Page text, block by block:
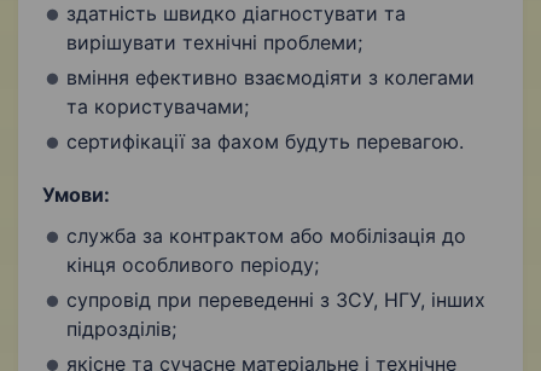
здатність швидко діагностувати та
вирішувати технічні проблеми;
вміння ефективно взаємодіяти з колегами
та користувачами;
сертифікації за фахом будуть перевагою.
Умови:
служба за контрактом або мобілізація до
кінця особливого періоду;
супровід при переведенні з ЗСУ, НГУ, інших
підрозділів;
якісне та сучасне матеріальне і технічне